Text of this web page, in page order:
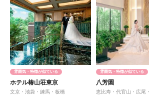
雰囲気・特徴が似ている
ホテル椿山荘東京
文京・池袋・練馬・板橋
雰囲気・特徴が似ている
八芳園
恵比寿・代官山・広尾